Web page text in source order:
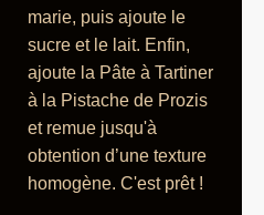
marie, puis ajoute le
sucre et le lait. Enfin,
ajoute la Pâte à Tartiner
à la Pistache de Prozis
et remue jusqu'à
obtention d’une texture
homogène. C'est prêt !